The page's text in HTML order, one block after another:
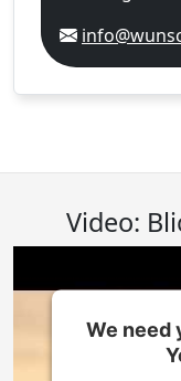
Video:
We need